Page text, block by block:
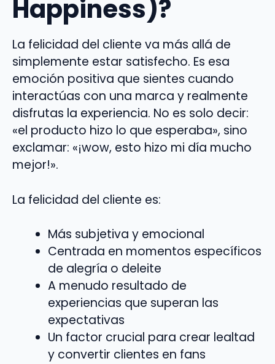
Happiness)?
La felicidad del cliente va más allá de
simplemente estar satisfecho. Es esa
emoción positiva que sientes cuando
interactúas con una marca y realmente
disfrutas la experiencia. No es solo decir:
«el producto hizo lo que esperaba», sino
exclamar: «¡wow, esto hizo mi día mucho
mejor!».
La felicidad del cliente es:
Más subjetiva y emocional
Centrada en momentos específicos
de alegría o deleite
A menudo resultado de
experiencias que superan las
expectativas
Un factor crucial para crear lealtad
y convertir clientes en fans